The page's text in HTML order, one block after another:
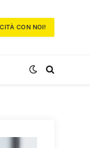
CON NOI!